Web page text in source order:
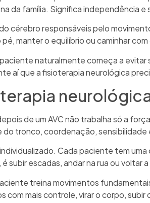
da família. Significa independência
cérebro responsáveis pelo
manter o equilíbrio ou caminhar
naturalmente começa a evitar
aí que a fisioterapia neurológica
de um AVC não trabalha só a
tronco, coordenação, sensibilidade
Cada paciente tem
subir escadas, andar na rua ou voltar
treina movimentos
com mais controle, virar o corpo,